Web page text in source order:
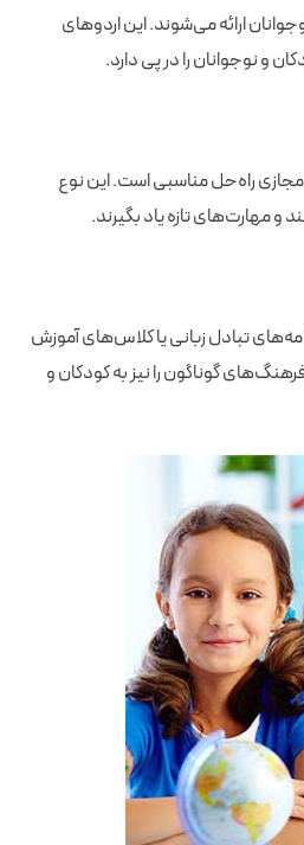
ارائه می‌شوند. این اردوهای
و نوجوانان را در پی دارد.
مجازی راه‌حل مناسبی است. این نوع
و مهارت‌های تازه یاد بگیرند.
تبادل زبانی یا کلاس‌های آموزش
گوناگون را نیز به کودکان و